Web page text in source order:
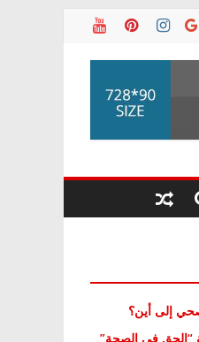
إلى أين؟
“الحق في الصحة”